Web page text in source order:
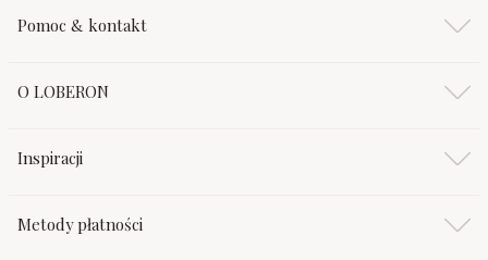
Pomoc & kontakt
O LOBERON
Inspiracji
Metody płatności